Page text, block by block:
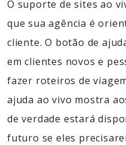
O suporte de sites ao
que sua agência é
cliente. O botão de
em clientes novos e
fazer roteiros de
ajuda ao vivo mostra
de verdade estará
futuro se eles